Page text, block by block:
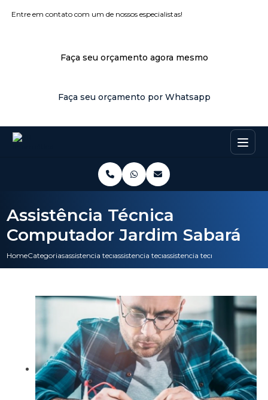
Entre em contato com um de nossos especialistas!
Faça seu orçamento agora mesmo
Faça seu orçamento por Whatsapp
HomeCategoriasassistencia tecnicaassistencia tecnica nobreak
assistencia tecnica
Assistência Técnica
Computador Jardim Sabará